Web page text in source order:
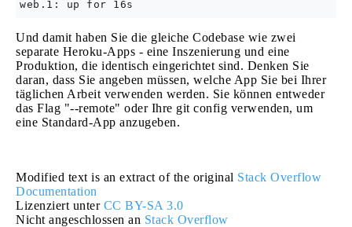
Und damit haben Sie die gleiche Codebase wie zwei
separate Heroku-Apps - eine Inszenierung und eine
Produktion, die identisch eingerichtet sind. Denken Sie
daran, dass Sie angeben müssen, welche App Sie bei Ihrer
täglichen Arbeit verwenden werden. Sie können entweder
das Flag "--remote" oder Ihre git config verwenden, um
eine Standard-App anzugeben.
Modified text is an extract of the original Stack Overflow
Documentation
Lizenziert unter CC BY-SA 3.0
Nicht angeschlossen an Stack Overflow